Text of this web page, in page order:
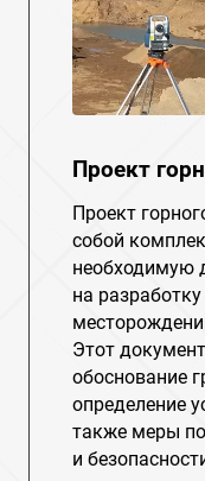
Проект
Проект
собой
необходимую
на
Этот
обоснование
определение
также меры
и